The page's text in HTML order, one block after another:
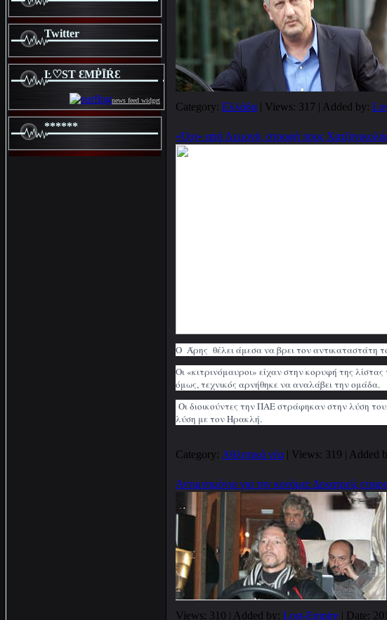
Twitter
Ŀ♡SƬ ƐMṖĪŔƐ
news feed widget
******
Category: Ελλάδα | Views: 317 | Added by:
«Όχι» από Λεμονή, στροφή προς
Ο Άρης θέλει άμεσα να βρει τον αντικαταστάτη
Οι «κιτρινόμαυροι» είχαν στην κορυφή της
όμως, τεχνικός αρνήθηκε να αναλάβει την ομάδα.
Οι διοικούντες την ΠΑΕ στράφηκαν στην λύση του
λύση με τον Ηρακλή.
Category: Αθλητικά νέα | Views: 319 | Added
Αντιμνημόνιο για την κονόμα: Δεκατρείς
Views: 310 | Added by: Lost-Empire | Date: